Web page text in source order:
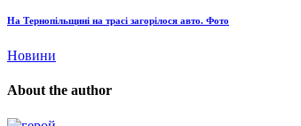
На Тернопільщині на трасі загорілося авто. Фото
Новини
About the author